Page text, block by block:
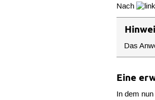
Nach
Das
Eine
In dem